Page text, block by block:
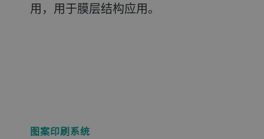
用，用于膜层结构应用。
图案印刷系统